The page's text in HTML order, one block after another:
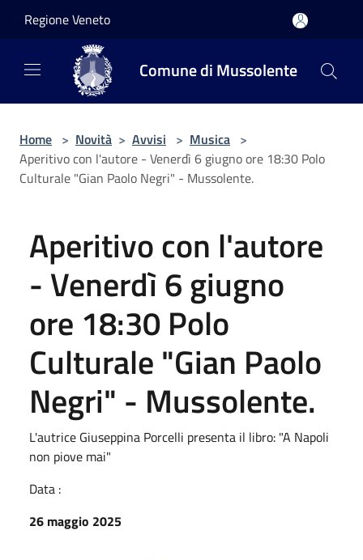
Regione Veneto
Comune di Mussolente
Home > Novità > Avvisi > Musica >
Aperitivo con l'autore - Venerdì 6 giugno ore 18:30 Polo
Culturale "Gian Paolo Negri" - Mussolente.
Aperitivo con l'autore
- Venerdì 6 giugno
ore 18:30 Polo
Culturale "Gian Paolo
Negri" - Mussolente.
L'autrice Giuseppina Porcelli presenta il libro: "A Napoli
non piove mai"
Data :
26 maggio 2025